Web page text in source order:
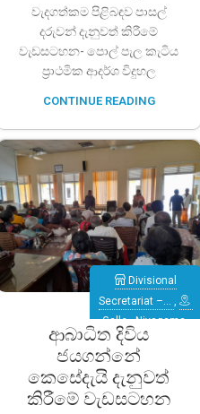
වැදගත්කම පිළිබඳව පාසල්
දරුවන් දැනුවත් කිරීමේ
වැඩසටහන- පොල් පැල කැටිය
ප්‍රාථමික ආදර්ශ විදුහල
CONTINUE READING
ආබාධිත දිවිය
ජයගන්නේ
කෙසේදැයි දැනුවත්
කිරීමේ වැඩසටහන
Divisional
Secretariat –… ,
Galle ,Niyagama